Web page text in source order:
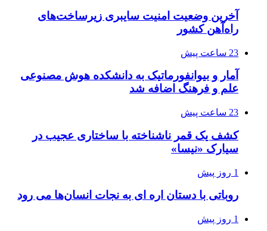
آخرین وضعیت امنیت سایبری زیرساخت‌های
راه‌آهن کشور
23 ساعت پیش
آمار و بیوانفورماتیک به دانشکده هوش مصنوعی
علم و فرهنگ اضافه شد
23 ساعت پیش
کشف یک قمر ناشناخته با ساختاری عجیب در
سیارک «نیسا»
1 روز پیش
روباتی با دستان اره ای به نجات انسان‌ها می رود
1 روز پیش